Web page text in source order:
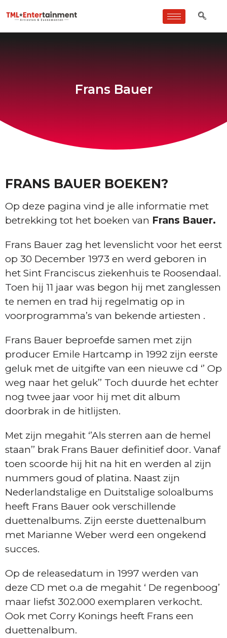
Frans Bauer
FRANS BAUER BOEKEN?
Op deze pagina vind je alle informatie met
betrekking tot het boeken van Frans Bauer.
Frans Bauer zag het levenslicht voor het eerst
op 30 December 1973 en werd geboren in
het Sint Franciscus ziekenhuis te Roosendaal.
Toen hij 11 jaar was begon hij met zanglessen
te nemen en trad hij regelmatig op in
voorprogramma’s van bekende artiesten .
Frans Bauer beproefde samen met zijn
producer Emile Hartcamp in 1992 zijn eerste
geluk met de uitgifte van een nieuwe cd ‘’ Op
weg naar het geluk’’ Toch duurde het echter
nog twee jaar voor hij met dit album
doorbrak in de hitlijsten.
Met zijn megahit ‘’Als sterren aan de hemel
staan’’ brak Frans Bauer definitief door. Vanaf
toen scoorde hij hit na hit en werden al zijn
nummers goud of platina. Naast zijn
Nederlandstalige en Duitstalige soloalbums
heeft Frans Bauer ook verschillende
duettenalbums. Zijn eerste duettenalbum
met Marianne Weber werd een ongekend
succes.
Op de releasedatum in 1997 werden van
deze CD met o.a de megahit ‘ De regenboog’
maar liefst 302.000 exemplaren verkocht.
Ook met Corry Konings heeft Frans een
duettenalbum.